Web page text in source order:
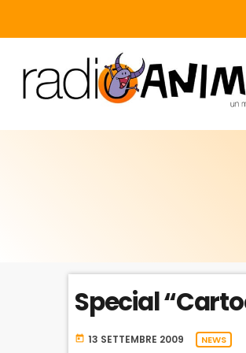
Special
today 13 SETTEMBRE 2009 NEWS